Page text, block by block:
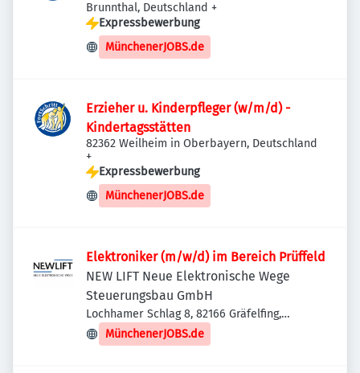
Brunnthal, Deutschland +
Expressbewerbung
MünchenerJOBS.de
Erzieher u. Kinderpfleger (w/m/d) -
Kindertagsstätten
82362 Weilheim in Oberbayern, Deutschland
+
Expressbewerbung
MünchenerJOBS.de
Elektroniker (m/w/d) im Bereich Prüffeld
NEW LIFT Neue Elektronische Wege
Steuerungsbau GmbH
Lochhamer Schlag 8, 82166 Gräfelfing,
Deutschland
MünchenerJOBS.de